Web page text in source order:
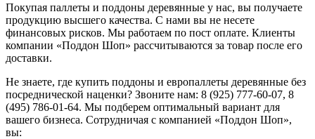
Покупая паллеты и поддоны деревянные у нас, вы получаете
продукцию высшего качества. С нами вы не несете
финансовых рисков. Мы работаем по пост оплате. Клиенты
компании «Поддон Шоп» рассчитываются за товар после его
доставки.
Не знаете, где купить поддоны и европаллеты деревянные без
посреднической наценки? Звоните нам: 8 (925) 777-60-07, 8
(495) 786-01-64. Мы подберем оптимальный вариант для
вашего бизнеса. Сотрудничая с компанией «Поддон Шоп»,
вы: